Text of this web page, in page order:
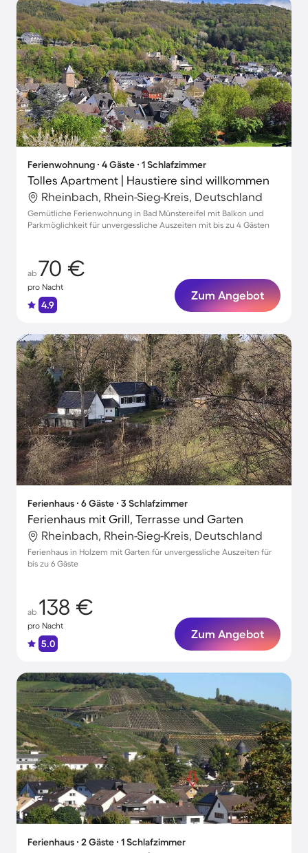
Ferienwohnung ∙ 4 Gäste ∙ 1 Schlafzimmer
Tolles Apartment | Haustiere sind willkommen
Rheinbach, Rhein-Sieg-Kreis, Deutschland
Gemütliche Ferienwohnung in Bad Münstereifel mit Balkon und
Parkmöglichkeit für unvergessliche Auszeiten mit bis zu 4 Gästen
ab 70 €
pro Nacht
4.9
Zum Angebot
Ferienhaus ∙ 6 Gäste ∙ 3 Schlafzimmer
Ferienhaus mit Grill, Terrasse und Garten
Rheinbach, Rhein-Sieg-Kreis, Deutschland
Ferienhaus in Holzem mit Garten für unvergessliche Auszeiten für
bis zu 6 Gäste
ab 138 €
pro Nacht
5.0
Zum Angebot
Ferienhaus ∙ 2 Gäste ∙ 1 Schlafzimmer